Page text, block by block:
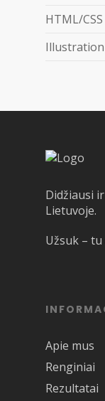
HTML/CSS
Illustration
Didžiausi
Lietuvoje.
Užsuk – tu
Apie mus
Renginiai
Rezultatai